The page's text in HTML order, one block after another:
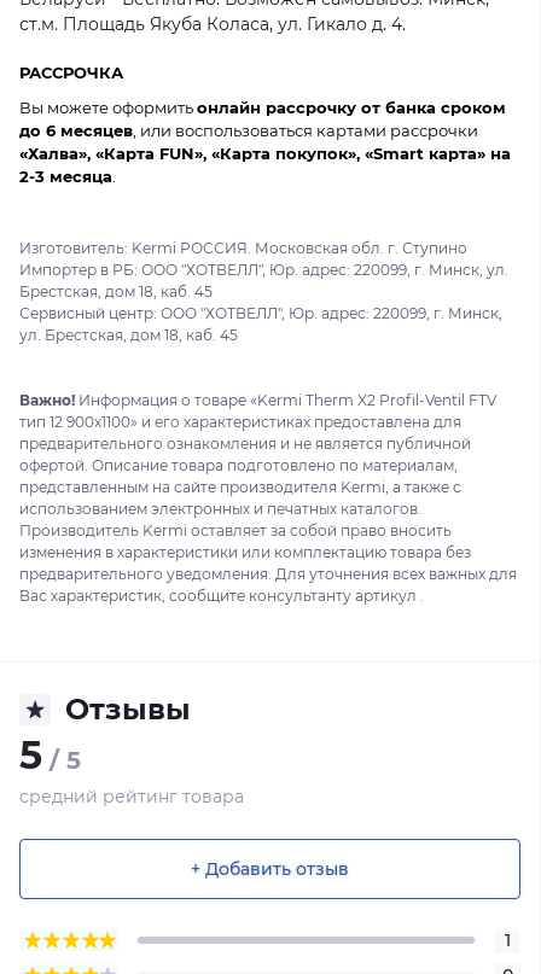
ст.м. Площадь Якуба Коласа, ул. Гикало д. 4.
РАССРОЧКА
Вы можете оформитьонлайн рассрочку от банка сроком
до 6 месяцев , или воспользоваться картами рассрочки
«Халва», «Карта FUN», «Карта покупок», «Smart карта» на
2-3 месяца
Изготовитель: Kermi РОССИЯ. Московская обл. г. Ступино
Импортер в РБ: ООО "ХОТВЕЛЛ", Юр. адрес: 220099, г. Минск, ул.
Брестская, дом 18, каб. 45
Сервисный центр: ООО "ХОТВЕЛЛ", Юр. адрес: 220099, г. Минск,
ул. Брестская, дом 18, каб. 45
Важно! Информация о товаре «Kermi Therm X2 Profil-Ventil FTV
тип 12 900x1100» и его характеристиках предоставлена для
предварительного ознакомления и не является публичной
офертой. Описание товара подготовлено по материалам,
представленным на сайте производителя Kermi, а также с
использованием электронных и печатных каталогов.
Производитель Kermi оставляет за собой право вносить
изменения в характеристики или комплектацию товара без
предварительного уведомления. Для уточнения всех важных для
Вас характеристик, сообщите консультанту артикул .
Отзывы
5 / 5
средний рейтинг товара
+ Добавить отзыв
1